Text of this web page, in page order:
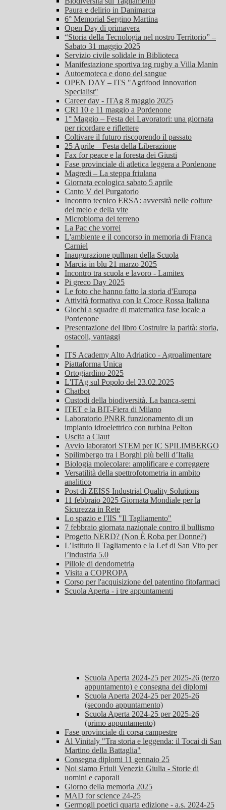
Paura e delirio in Danimarca
6° Memorial Sergino Martina
Open Day di primavera
“Storia della Tecnologia nel nostro Territorio” –
Sabato 31 maggio 2025
Servizio civile solidale in Biblioteca
Manifestazione sportiva tag rugby a Villa Manin
Autoemoteca e dono del sangue
OPEN DAY – ITS "Agrifood Innovation
Specialist"
Career day - ITAg 8 maggio 2025
CRI 10 e 11 maggio a Pordenone
1° Maggio – Festa dei Lavoratori: una giornata
per ricordare e riflettere
Coltivare il futuro riscoprendo il passato
25 Aprile – Festa della Liberazione
Fax for peace e la foresta dei Giusti
Fase provinciale di atletica leggera a Pordenone
Magredi – La steppa friulana
Giornata ecologica sabato 5 aprile
Canto V del Purgatorio
Incontro tecnico ERSA: avversità nelle colture
del melo e della vite
Microbioma del terreno
La Pac che vorrei
L'ambiente e il concorso in memoria di Franca
Carniel
Inaugurazione pullman della Scuola
Marcia in blu 21 marzo 2025
Incontro tra scuola e lavoro - Lamitex
Pi greco Day 2025
Le foto che hanno fatto la storia d'Europa
Attività formativa con la Croce Rossa Italiana
Giochi a squadre di matematica fase locale a
Pordenone
Presentazione del libro Costruire la parità: storia,
ostacoli, vantaggi
ITS Academy Alto Adriatico - Agroalimentare
Piattaforma Unica
Ortogiardino 2025
L'ITAg sul Popolo del 23.02.2025
Chatbot
Custodi della biodiversità. La banca-semi
ITET e la BIT-Fiera di Milano
Laboratorio PNRR funzionamento di un
impianto idroelettrico con turbina Pelton
Uscita a Claut
Avvio laboratori STEM per IC SPILIMBERGO
Spilimbergo tra i Borghi più belli d’Italia
Biologia molecolare: amplificare e correggere
Versatilità della spettrofotometria in ambito
analitico
Post di ZEISS Industrial Quality Solutions
11 febbraio 2025 Giornata Mondiale per la
Sicurezza in Rete
Lo spazio e l'IIS "Il Tagliamento"
7 febbraio giornata nazionale contro il bullismo
Progetto NERD? (Non È Roba per Donne?)
L’Istituto Il Tagliamento e la Lef di San Vito per
l’industria 5.0
Pillole di dendometria
Visita a COPROPA
Corso per l'acquisizione del patentino fitofarmaci
Scuola Aperta - i tre appuntamenti
Scuola Aperta 2024-25 per 2025-26 (terzo
appuntamento) e consegna dei diplomi
Scuola Aperta 2024-25 per 2025-26
(secondo appuntamento)
Scuola Aperta 2024-25 per 2025-26
(primo appuntamento)
Fase provinciale di corsa campestre
Al Vinitaly "Tra storia e leggenda: il Tocai di San
Martino della Battaglia"
Consegna diplomi 11 gennaio 25
Noi siamo Friuli Venezia Giulia - Storie di
uomini e caporali
Giorno della memoria 2025
MAD for science 24-25
Germogli poetici quarta edizione - a.s. 2024-25